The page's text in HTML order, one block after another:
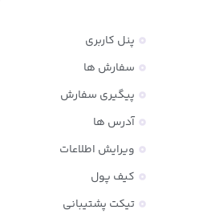
پنل کاربری
سفارش ها
پیگیری سفارش
آدرس ها
ویرایش اطلاعات
کیف پول
تیکت پشتیبانی